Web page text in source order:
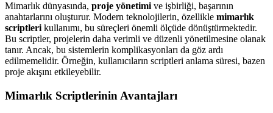
Mimarlık dünyasında, proje yönetimi ve işbirliği, başarının
anahtarlarını oluşturur. Modern teknolojilerin, özellikle mimarlık
scriptleri kullanımı, bu süreçleri önemli ölçüde dönüştürmektedir.
Bu scriptler, projelerin daha verimli ve düzenli yönetilmesine olanak
tanır. Ancak, bu sistemlerin komplikasyonları da göz ardı
edilmemelidir. Örneğin, kullanıcıların scriptleri anlama süresi, bazen
proje akışını etkileyebilir.
Mimarlık Scriptlerinin Avantajları